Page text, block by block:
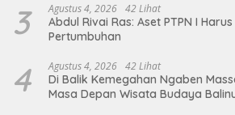
3 Agustus 4, 2026 42 Lihat
Abdul Rivai Ras: Aset PTPN I
Pertumbuhan
4 Agustus 4, 2026 42 Lihat
Di Balik Kemegahan Ngaben
Masa Depan Wisata Budaya